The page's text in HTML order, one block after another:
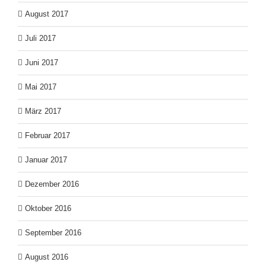
August 2017
Juli 2017
Juni 2017
Mai 2017
März 2017
Februar 2017
Januar 2017
Dezember 2016
Oktober 2016
September 2016
August 2016